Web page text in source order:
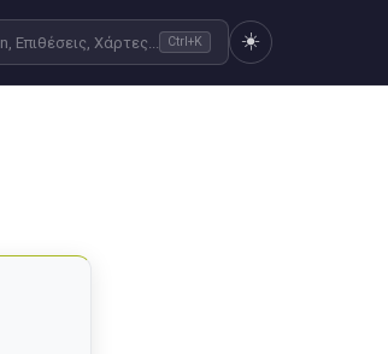
Επιθέσεις, Χάρτες... Ctrl+K ☀️